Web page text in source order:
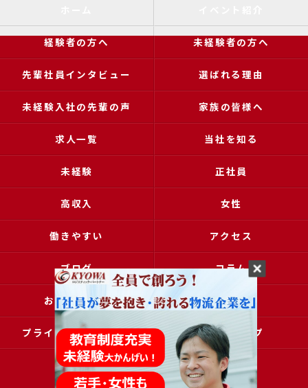
経験者の方へ 未経験者の方へ
先輩社員インタビュー 選ばれる理由
未経験入社の先輩の声 家族の皆様へ
求人一覧 当社を知る
未経験 正社員
高収入 女性
働きやすい アクセス
ブログ コラム
お問い合わせ 採用申込
プライバシーポリシー サイトマップ